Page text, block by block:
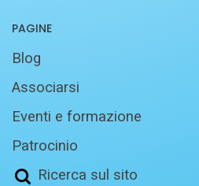
PAGINE
Blog
Associarsi
Eventi e formazione
Patrocinio
Ricerca sul sito